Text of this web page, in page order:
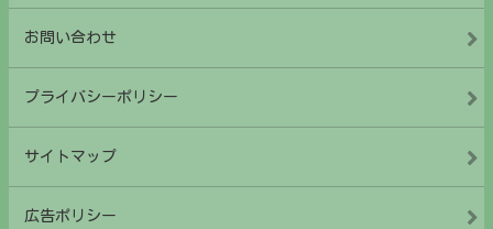
お問い合わせ
プライバシーポリシー
サイトマップ
広告ポリシー